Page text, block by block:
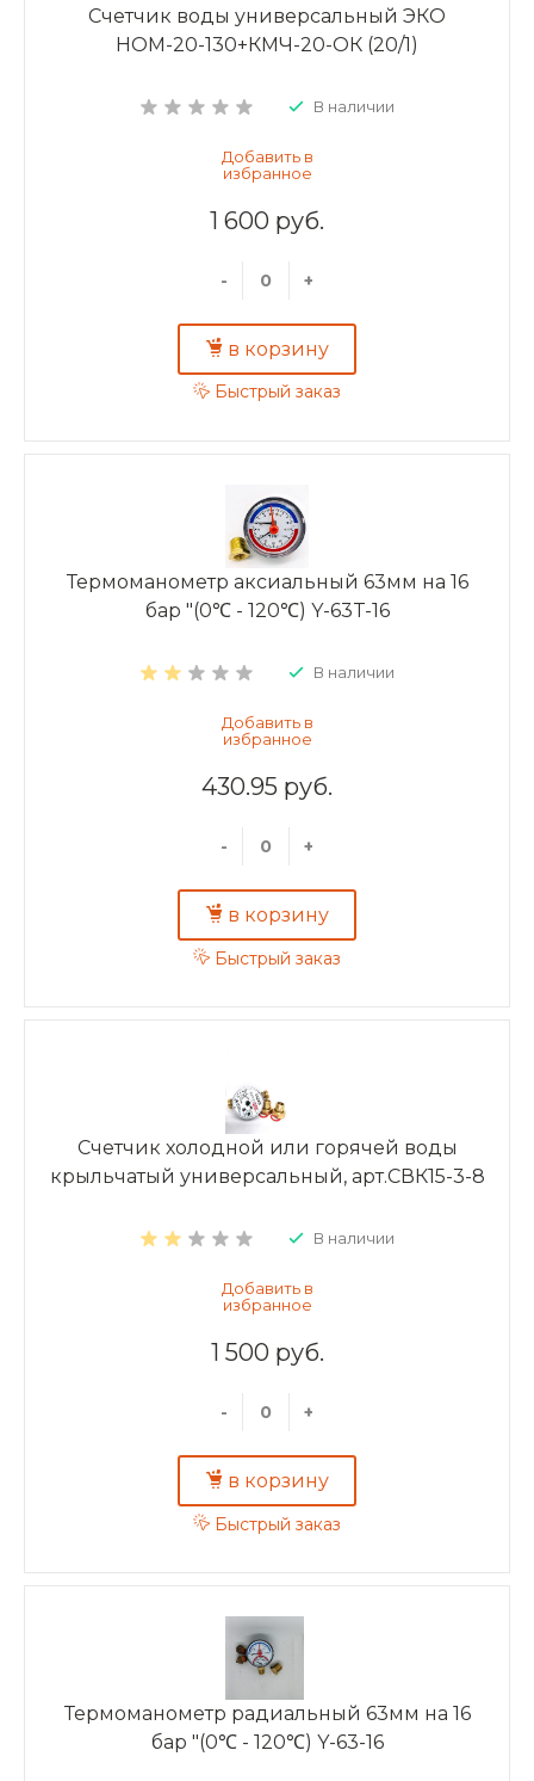
Счетчик воды универсальный ЭКО
НОМ-20-130+КМЧ-20-ОК (20/1)
В наличии
1 600 руб.
- +
в корзину
Быстрый заказ
Термоманометр аксиальный 63мм на 16
бар "(0℃ - 120℃) Y-63T-16
В наличии
430.95 руб.
- +
в корзину
Быстрый заказ
Счетчик холодной или горячей воды
крыльчатый универсальный, арт.СВК15-3-8
В наличии
1 500 руб.
- +
в корзину
Быстрый заказ
Термоманометр радиальный 63мм на 16
бар "(0℃ - 120℃) Y-63-16